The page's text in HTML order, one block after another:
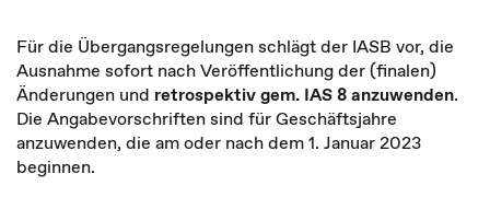
Für die Übergangsregelungenschlägt der IASB vor, die
Ausnahme sofort nach Veröffentlichung der (finalen)
Änderungen und retrospektiv gem. IAS 8 anzuwenden.
Die Angabevorschriften sind für Geschäftsjahre
anzuwenden, die am oder nach dem 1. Januar 2023
beginnen.